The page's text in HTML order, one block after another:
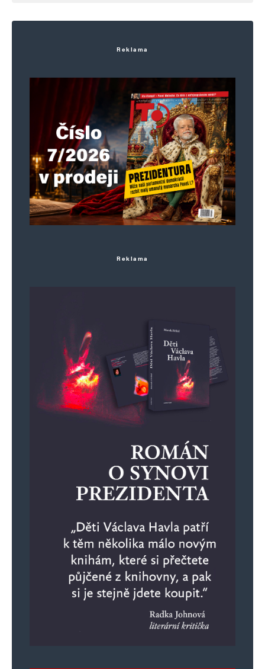
Reklama
Reklama